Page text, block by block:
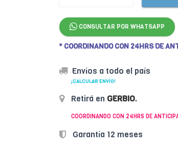
CONSULTAR POR WHATSAPP
* COORDINANDO CON 24HRS DE
Envíos a todo el país
¡CALCULAR ENVÍO!
Retirá en GERBIO.
COORDINANDO CON 24HRS DE
Garantía 12 meses